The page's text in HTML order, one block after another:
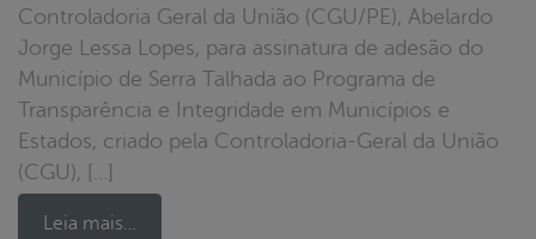
Controladoria Geral da União (CGU/PE), Abelardo
Jorge Lessa Lopes, para assinatura de adesão do
Município de Serra Talhada ao Programa de
Transparência e Integridade em Municípios e
Estados, criado pela Controladoria-Geral da União
(CGU), […]
Leia mais…